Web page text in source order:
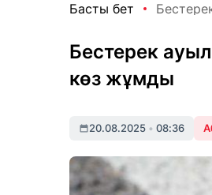
Басты бет
Бестерек
көз жұмды
20.08.2025 • 08:36